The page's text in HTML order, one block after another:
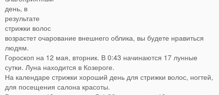
день, в
результате
стрижки волос
возрастет очарование внешнего облика, вы будете нравиться
людям.
Гороскоп на 12 мая, вторник. В 0:43 начинаются 17 лунные
сутки. Луна находится в Козероге.
На календаре стрижки хороший день для стрижки волос, ногтей,
для посещения салона красоты.